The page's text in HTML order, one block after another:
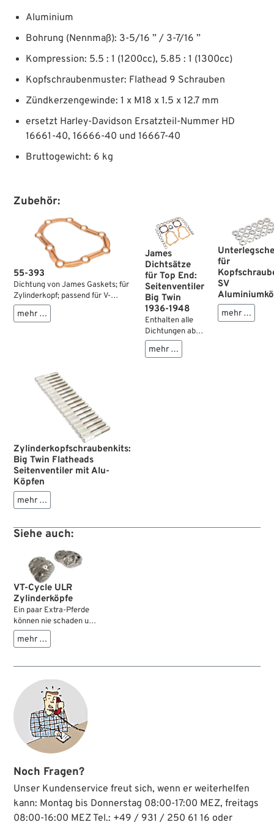
Aluminium
Bohrung (Nennmaß): 3-5/16 ” / 3-7/16 ”
Kompression: 5.5 : 1 (1200cc), 5.85 : 1 (1300cc)
Kopfschraubenmuster: Flathead 9 Schrauben
Zündkerzengewinde: 1 x M18 x 1.5 x 12.7 mm
ersetzt Harley-Davidson Ersatzteil-Nummer HD
16661-40, 16666-40 und 16667-40
Bruttogewicht: 6 kg
Zubehör:
55-393
Dichtung von James Gaskets; für
Zylinderkopf; passend für V-
Modelle 1936, U-Modelle 1936-
1948; Kupfer; ersetzt OEM HD
mehr …
James
Dichtsätze
für Top End:
Seitenventiler
Big Twin
1936-1948
Enthalten alle
Dichtungen ab
dem Zylinderfuß
aufwärts.
mehr …
für
SV
mehr …
Zylinderkopfschraubenkits:
Big Twin Flatheads
Seitenventiler mit Alu-
Köpfen
mehr …
Siehe auch:
VT-Cycle ULR
Zylinderköpfe
Ein paar Extra-Pferde
können nie schaden und
mit diesen ULR
Zylinderköpfen lassen
vor die große Flathead
zwar weitgehend
original aus, haben es
aber faustdick unter
den Kühlrippen. Dort
befindet sich nämlich
ein ausgeklügeltes
Brennraumdesign für
verbesserte Strömung
und Verbrennung mit
100 ccm Volumen.
Damit erzielt man ein
Kompressionsverhältnis
von 6.1:1 auf einem
mehr …
Noch Fragen?
Unser Kundenservice freut sich, wenn er weiterhelfen
kann: Montag bis Donnerstag 08:00-17:00 MEZ, freitags
08:00-16:00 MEZ Tel.: +49 / 931 / 250 61 16 oder